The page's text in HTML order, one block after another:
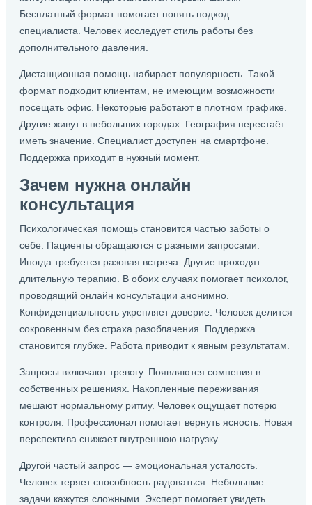
Бесплатный формат помогает понять подход
специалиста. Человек исследует стиль работы без
дополнительного давления.
Дистанционная помощь набирает популярность. Такой
формат подходит клиентам, не имеющим возможности
посещать офис. Некоторые работают в плотном графике.
Другие живут в небольших городах. География перестаёт
иметь значение. Специалист доступен на смартфоне.
Поддержка приходит в нужный момент.
Зачем нужна онлайн
консультация
Психологическая помощь становится частью заботы о
себе. Пациенты обращаются с разными запросами.
Иногда требуется разовая встреча. Другие проходят
длительную терапию. В обоих случаях помогает психолог,
проводящий онлайн консультации анонимно.
Конфиденциальность укрепляет доверие. Человек делится
сокровенным без страха разоблачения. Поддержка
становится глубже. Работа приводит к явным результатам.
Запросы включают тревогу. Появляются сомнения в
собственных решениях. Накопленные переживания
мешают нормальному ритму. Человек ощущает потерю
контроля. Профессионал помогает вернуть ясность. Новая
перспектива снижает внутреннюю нагрузку.
Другой частый запрос — эмоциональная усталость.
Человек теряет способность радоваться. Небольшие
задачи кажутся сложными. Эксперт помогает увидеть